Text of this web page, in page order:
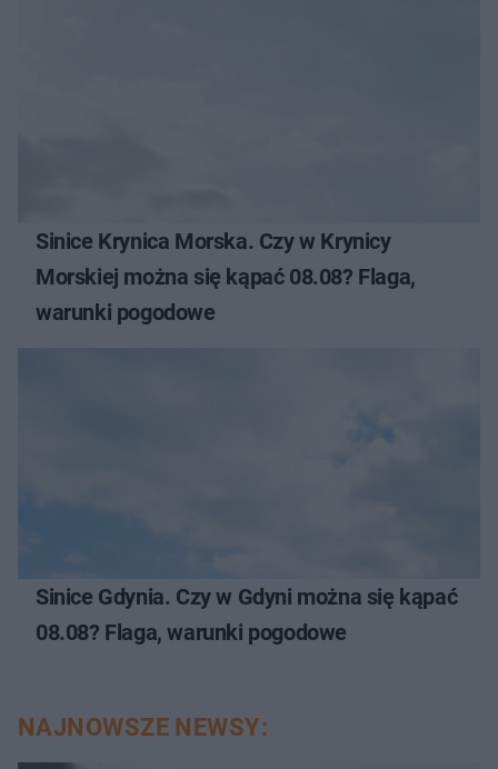
Sinice Krynica Morska. Czy w Krynicy
Morskiej można się kąpać 08.08? Flaga,
warunki pogodowe
Sinice Gdynia. Czy w Gdyni można się kąpać
08.08? Flaga, warunki pogodowe
NAJNOWSZE NEWSY: